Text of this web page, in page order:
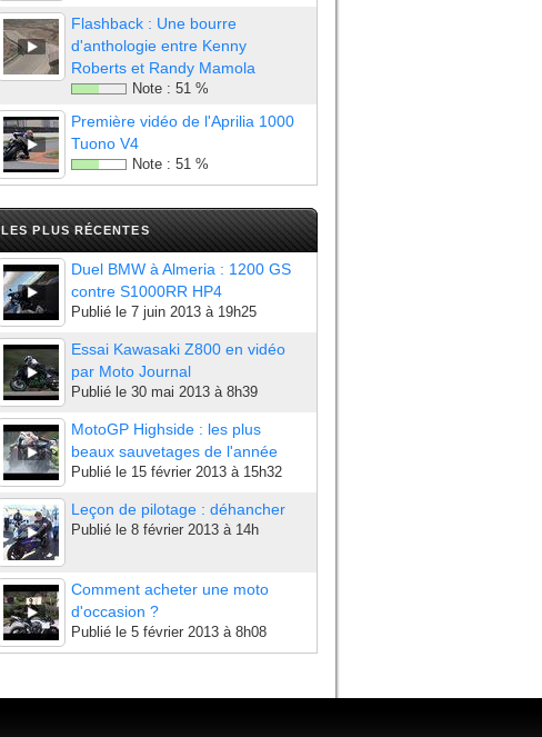
Flashback : Une bourre
d'anthologie entre Kenny
Roberts et Randy Mamola
Note : 51 %
Première vidéo de l'Aprilia 1000
Tuono V4
Note : 51 %
LES PLUS RÉCENTES
Duel BMW à Almeria : 1200 GS
contre S1000RR HP4
Publié le 7 juin 2013 à 19h25
Essai Kawasaki Z800 en vidéo
par Moto Journal
Publié le 30 mai 2013 à 8h39
MotoGP Highside : les plus
beaux sauvetages de l'année
Publié le 15 février 2013 à 15h32
Leçon de pilotage : déhancher
Publié le 8 février 2013 à 14h
Comment acheter une moto
d'occasion ?
Publié le 5 février 2013 à 8h08